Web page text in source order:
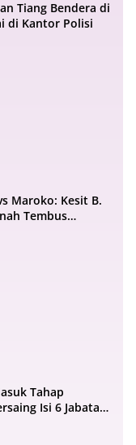
Tiang Bendera di
di Kantor Polisi
Maroko: Kesit B.
Tembus
Tahap
Isi 6 Jabatan